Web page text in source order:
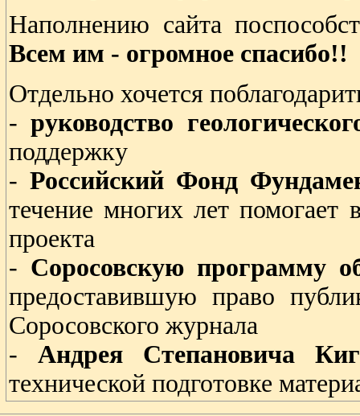
Наполнению сайта
Всем им - огромное спасибо!!
Отдельно хочется
-руководство
поддержку
- Российский Фонд
течение многих лет помогает
проекта
- Соросовскую программу
предоставившую право
Соросовского журнала
- Андрея Степановича
технической подготовке